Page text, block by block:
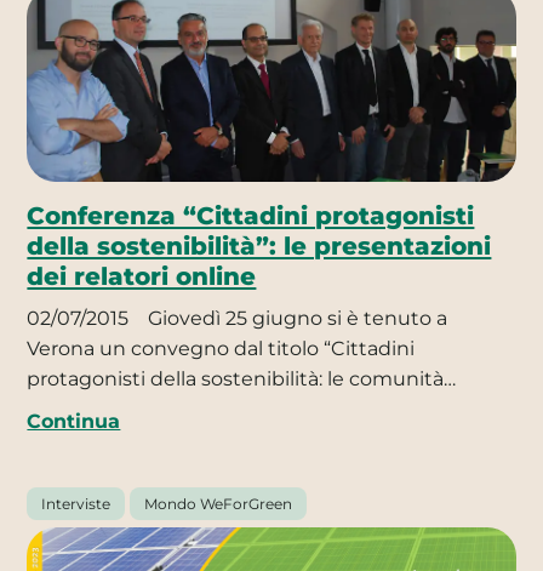
Conferenza “Cittadini protagonisti
della sostenibilità”: le presentazioni
dei relatori online
02/07/2015
Giovedì 25 giugno si è tenuto a
Verona un convegno dal titolo “Cittadini
protagonisti della sostenibilità: le comunità…
Continua
Interviste Mondo WeForGreen